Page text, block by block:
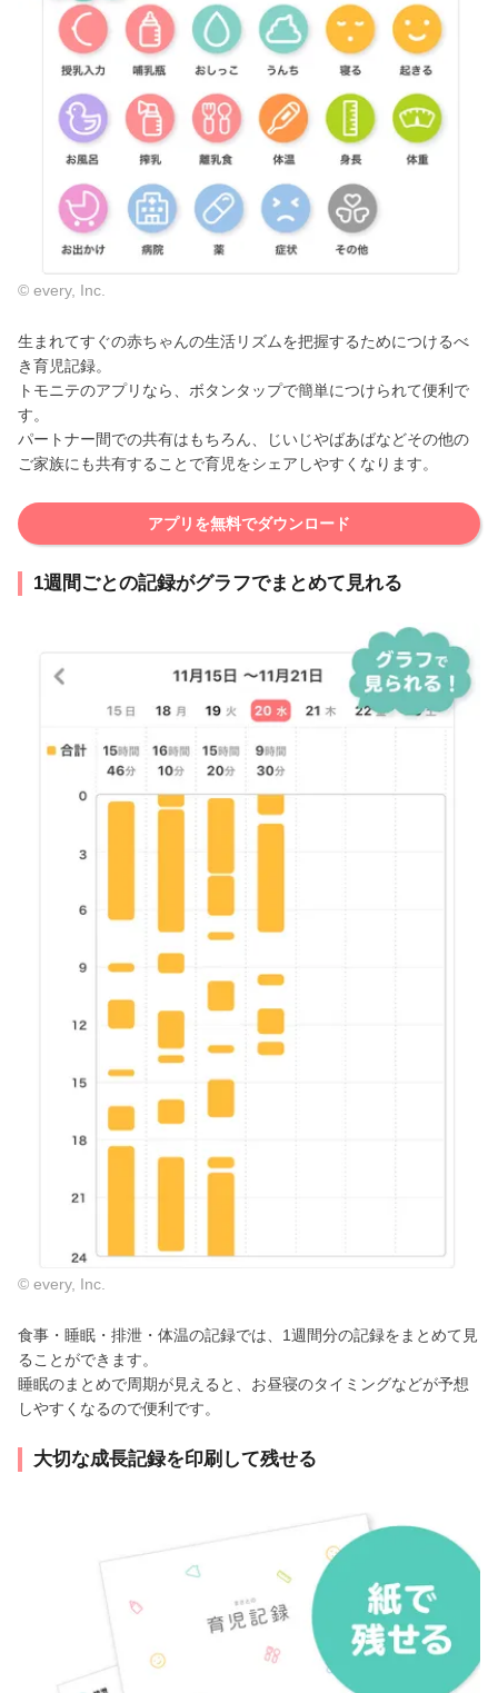
© every, Inc.
生まれてすぐの赤ちゃんの生活リズムを把握するためにつけるべ
き育児記録。
トモニテのアプリなら、ボタンタップで簡単につけられて便利で
す。
パートナー間での共有はもちろん、じいじやばあばなどその他の
ご家族にも共有することで育児をシェアしやすくなります。
アプリを無料でダウンロード
1週間ごとの記録がグラフでまとめて見れる
© every, Inc.
食事・睡眠・排泄・体温の記録では、1週間分の記録をまとめて見
ることができます。
睡眠のまとめで周期が見えると、お昼寝のタイミングなどが予想
しやすくなるので便利です。
大切な成長記録を印刷して残せる